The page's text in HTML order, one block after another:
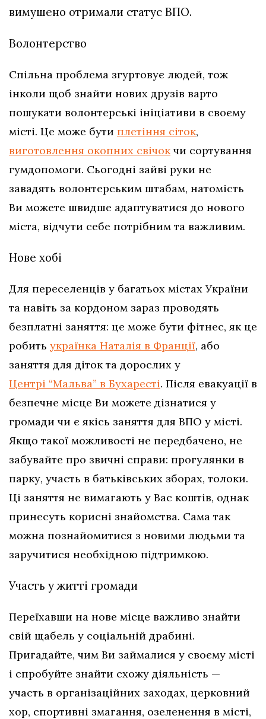
вимушено отримали статус ВПО.
Волонтерство
Спільна проблема згуртовує людей, тож
інколи щоб знайти нових друзів варто
пошукати волонтерські ініціативи в своєму
місті. Це може бути плетіння сіток,
виготовлення окопних свічокчи сортування
гумдопомоги. Сьогодні зайві руки не
завадять волонтерським штабам, натомість
Ви можете швидше адаптуватися до нового
міста, відчути себе потрібним та важливим.
Нове хобі
Для переселенців у багатьох містах України
та навіть за кордоном зараз проводять
безплатні заняття: це може бути фітнес, як це
робить українка Наталія в Франції, або
заняття для діток та дорослих у
Центрі “Мальва” в Бухаресті. Після евакуації в
безпечне місце Ви можете дізнатися у
громади чи є якісь заняття для ВПО у місті.
Якщо такої можливості не передбачено, не
забувайте про звичні справи: прогулянки в
парку, участь в батьківських зборах, толоки.
Ці заняття не вимагають у Вас коштів, однак
принесуть корисні знайомства. Сама так
можна познайомитися з новими людьми та
заручитися необхідною підтримкою.
Участь у житті громади
Переїхавши на нове місце важливо знайти
свій щабель у соціальній драбині.
Пригадайте, чим Ви займалися у своєму місті
і спробуйте знайти схожу діяльність —
участь в організаційних заходах, церковний
хор, спортивні змагання, озеленення в місті,